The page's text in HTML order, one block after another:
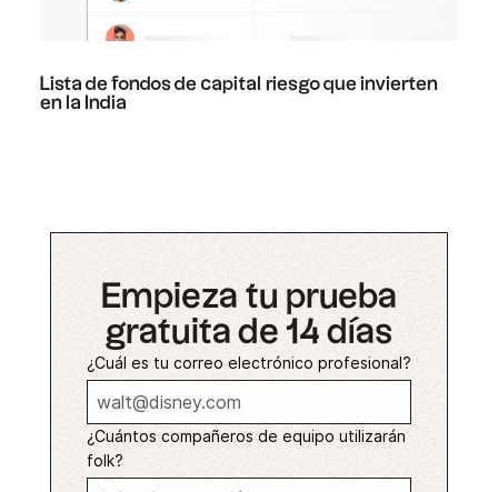
Lista de fondos de capital riesgo que invierten
en la India
Empieza tu prueba
gratuita de 14 días
¿Cuál es tu correo electrónico profesional?
¿Cuántos compañeros de equipo utilizarán
folk?